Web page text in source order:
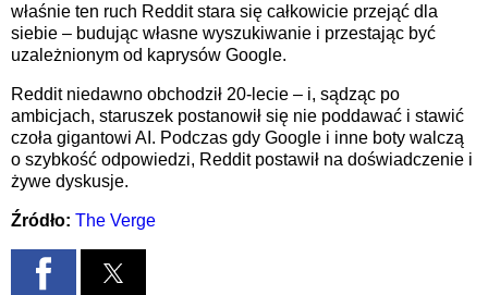
właśnie ten ruch Reddit stara się całkowicie przejąć dla
siebie – budując własne wyszukiwanie i przestając być
uzależnionym od kaprysów Google.
Reddit niedawno obchodził 20-lecie – i, sądząc po
ambicjach, staruszek postanowił się nie poddawać i stawić
czoła gigantowi AI. Podczas gdy Google i inne boty walczą
o szybkość odpowiedzi, Reddit postawił na doświadczenie i
żywe dyskusje.
Źródło: The Verge